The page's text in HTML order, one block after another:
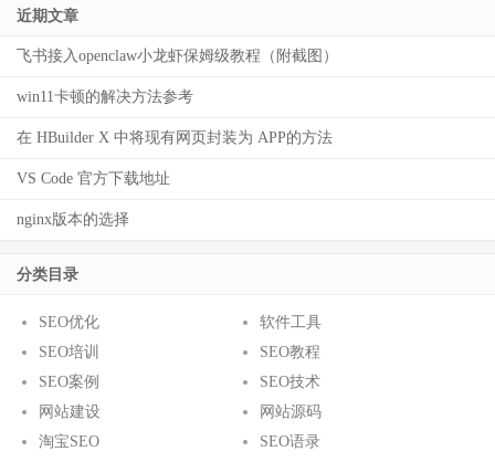
近期文章
飞书接入openclaw小龙虾保姆级教程（附截图）
win11卡顿的解决方法参考
在 HBuilder X 中将现有网页封装为 APP的方法
VS Code 官方下载地址
nginx版本的选择
分类目录
SEO优化
软件工具
SEO培训
SEO教程
SEO案例
SEO技术
网站建设
网站源码
淘宝SEO
SEO语录